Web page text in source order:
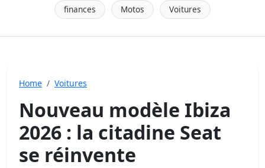
finances Motos Voitures
Home Voitures
Nouveau modèle Ibiza
2026 : la citadine Seat
se réinvente